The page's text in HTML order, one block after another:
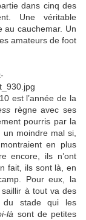
dans cinq des
Une véritable
au cauchemar. Un
amateurs de foot
est l’année de la
règne avec ses
pourris par la
moindre mal si,
en plus
encore, ils n’ont
fait, ils sont là, en
Pour eux, la
à tout va des
du stade qui les
là sont de petites